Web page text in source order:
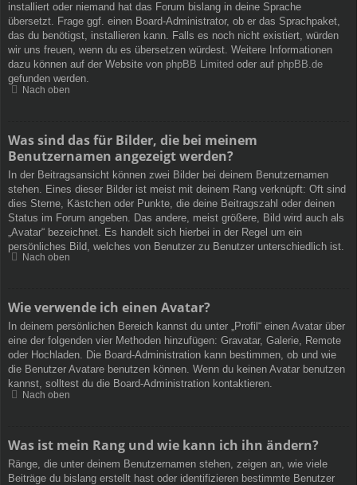
installiert oder niemand hat das Forum bislang in deine Sprache
übersetzt. Frage ggf. einen Board-Administrator, ob er das Sprachpaket,
das du benötigst, installieren kann. Falls es noch nicht existiert, würden
wir uns freuen, wenn du es übersetzen würdest. Weitere Informationen
dazu können auf der Website von phpBB Limited oder auf phpBB.de
gefunden werden.
Nach oben
Was sind das für Bilder, die bei meinem
Benutzernamen angezeigt werden?
In der Beitragsansicht können zwei Bilder bei deinem Benutzernamen
stehen. Eines dieser Bilder ist meist mit deinem Rang verknüpft: Oft sind
dies Sterne, Kästchen oder Punkte, die deine Beitragszahl oder deinen
Status im Forum angeben. Das andere, meist größere, Bild wird auch als
„Avatar“ bezeichnet. Es handelt sich hierbei in der Regel um ein
persönliches Bild, welches von Benutzer zu Benutzer unterschiedlich ist.
Nach oben
Wie verwende ich einen Avatar?
In deinem persönlichen Bereich kannst du unter „Profil“ einen Avatar über
eine der folgenden vier Methoden hinzufügen: Gravatar, Galerie, Remote
oder Hochladen. Die Board-Administration kann bestimmen, ob und wie
die Benutzer Avatare benutzen können. Wenn du keinen Avatar benutzen
kannst, solltest du die Board-Administration kontaktieren.
Nach oben
Was ist mein Rang und wie kann ich ihn ändern?
Ränge, die unter deinem Benutzernamen stehen, zeigen an, wie viele
Beiträge du bislang erstellt hast oder identifizieren bestimmte Benutzer